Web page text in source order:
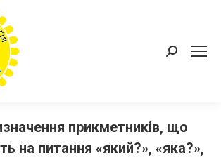
Пошук:
прикметників, що
на питання «який?», «яка?»,